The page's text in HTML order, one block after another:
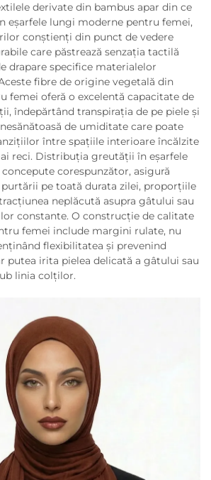
derivate din bambus apar din ce
eşarfele lungi moderne pentru femei,
conștienți din punct de vedere
care păstrează senzația tactilă
drapare specifice materialelor
fibre de origine vegetală din
femei oferă o excelentă capacitate de
îndepărtând transpirația de pe piele și
de umiditate care poate
între spațiile interioare încălzite
reci. Distribuția greutății în eşarfele
corespunzător, asigură
pe toată durata zilei, proporțiile
neplăcută asupra gâtului sau
constante. O construcție de calitate
femei include margini rulate, nu
flexibilitatea și prevenind
putea irita pielea delicată a gâtului sau
linia colților.